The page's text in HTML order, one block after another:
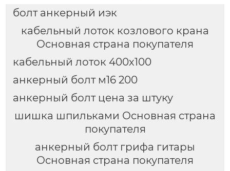
болт анкерный иэк
кабельный лоток козлового крана
Основная страна покупателя
кабельный лоток 400х100
анкерный болт м16 200
анкерный болт цена за штуку
шишка шпильками Основная страна
покупателя
анкерный болт грифа гитары
Основная страна покупателя